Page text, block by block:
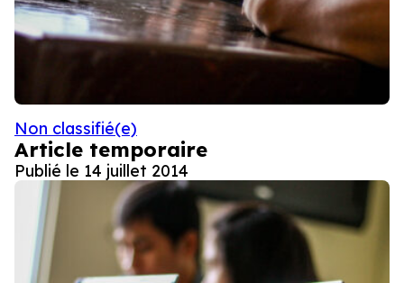
Non classifié(e)
Article temporaire
Publié le 14 juillet 2014